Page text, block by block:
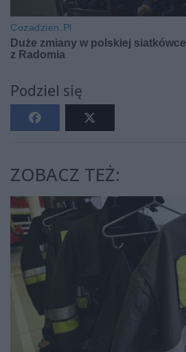
Podziel się
ZOBACZ TEŻ: